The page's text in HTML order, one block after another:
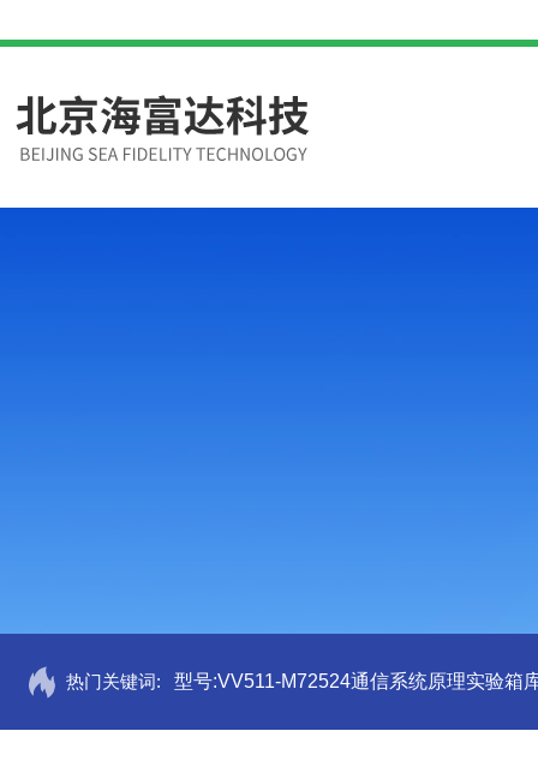
热门关键词: 型号:VV511-M72524通信系统原理实验箱